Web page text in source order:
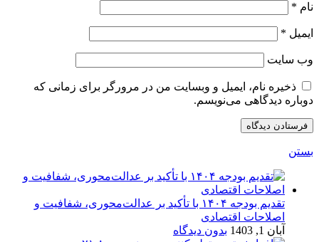
نام *
ایمیل *
وب‌ سایت
ذخیره نام، ایمیل و وبسایت من در مرورگر برای زمانی که
دوباره دیدگاهی می‌نویسم.
بستن
تقدیم بودجه ۱۴۰۴ با تأکید بر عدالت‌محوری، شفافیت و
اصلاحات اقتصادی
آبان 1, 1403
بدون دیدگاه